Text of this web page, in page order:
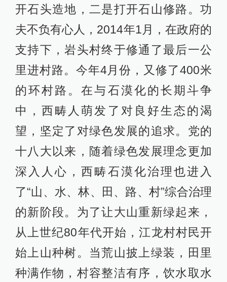
开石头造地，二是打开石山修路。功
夫不负有心人，2014年1月，在政府的
支持下，岩头村终于修通了最后一公
里进村路。今年4月份，又修了400米
的环村路。在与石漠化的长期斗争
中，西畴人萌发了对良好生态的渴
望，坚定了对绿色发展的追求。党的
十八大以来，随着绿色发展理念更加
深入人心，西畴石漠化治理也进入
了“山、水、林、田、路、村”综合治理
的新阶段。为了让大山重新绿起来，
从上世纪80年代开始，江龙村村民开
始上山种树。当荒山披上绿装，田里
种满作物，村容整洁有序，饮水取水